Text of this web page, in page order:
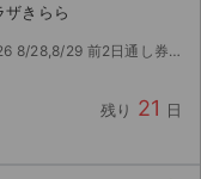
きらら
しまったため、子チケットを出品いたします。 ...
残り 21 日